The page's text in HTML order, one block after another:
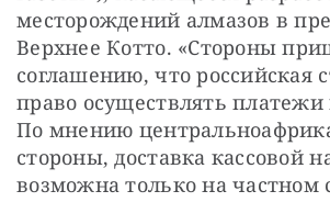
месторождений алмазов в
Верхнее Котто. «Стороны
соглашению, что российская
право осуществлять
По мнению
стороны, доставка кассовой
возможна только на частном